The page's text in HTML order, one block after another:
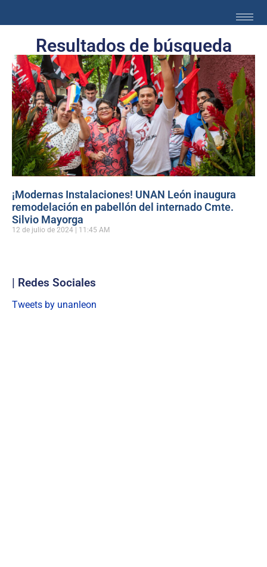
Resultados de búsqueda
¡Modernas Instalaciones! UNAN León inaugura
remodelación en pabellón del internado Cmte.
Silvio Mayorga
12 de julio de 2024 11:45 AM
| Redes Sociales
Tweets by unanleon